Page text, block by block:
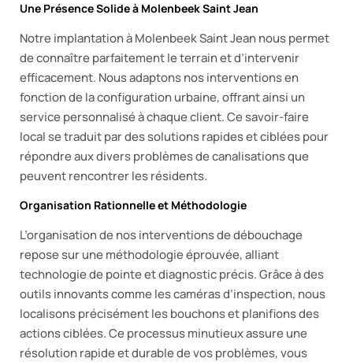
Une Présence Solide à Molenbeek Saint Jean
Notre implantation à Molenbeek Saint Jean nous permet
de connaître parfaitement le terrain et d’intervenir
efficacement. Nous adaptons nos interventions en
fonction de la configuration urbaine, offrant ainsi un
service personnalisé à chaque client. Ce savoir-faire
local se traduit par des solutions rapides et ciblées pour
répondre aux divers problèmes de canalisations que
peuvent rencontrer les résidents.
Organisation Rationnelle et Méthodologie
L’organisation de nos interventions de débouchage
repose sur une méthodologie éprouvée, alliant
technologie de pointe et diagnostic précis. Grâce à des
outils innovants comme les caméras d’inspection, nous
localisons précisément les bouchons et planifions des
actions ciblées. Ce processus minutieux assure une
résolution rapide et durable de vos problèmes, vous